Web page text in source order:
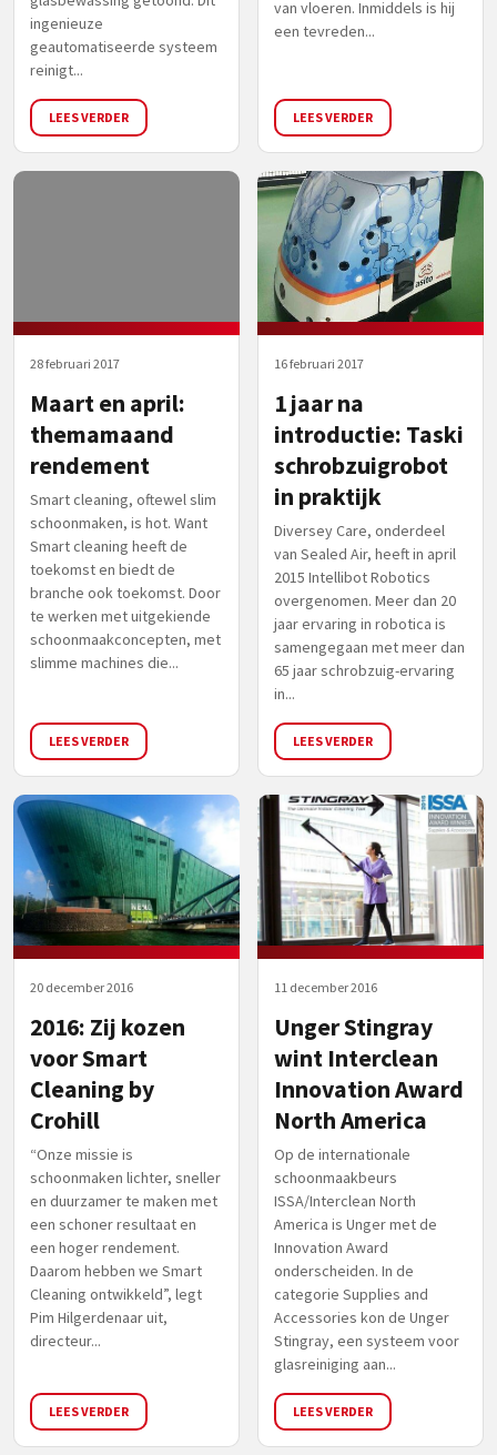
ingenieuze
geautomatiseerde systeem
reinigt...
LEES VERDER
van vloeren. Inmiddels is hij
een tevreden...
LEES VERDER
28 februari 2017
Maart en april:
themamaand
rendement
Smart cleaning, oftewel slim
schoonmaken, is hot. Want
Smart cleaning heeft de
toekomst en biedt de
branche ook toekomst. Door
te werken met uitgekiende
schoonmaakconcepten, met
slimme machines die...
LEES VERDER
16 februari 2017
1 jaar na
introductie: Taski
schrobzuigrobot
in praktijk
Diversey Care, onderdeel
van Sealed Air, heeft in april
2015 Intellibot Robotics
overgenomen. Meer dan 20
jaar ervaring in robotica is
samengegaan met meer dan
65 jaar schrobzuig-ervaring
in...
LEES VERDER
20 december 2016
2016: Zij kozen
voor Smart
Cleaning by
Crohill
“Onze missie is
schoonmaken lichter, sneller
en duurzamer te maken met
een schoner resultaat en
een hoger rendement.
Daarom hebben we Smart
Cleaning ontwikkeld”, legt
Pim Hilgerdenaar uit,
directeur...
LEES VERDER
11 december 2016
Unger Stingray
wint Interclean
Innovation Award
North America
Op de internationale
schoonmaakbeurs
ISSA/Interclean North
America is Unger met de
Innovation Award
onderscheiden. In de
categorie Supplies and
Accessories kon de Unger
Stingray, een systeem voor
glasreiniging aan...
LEES VERDER